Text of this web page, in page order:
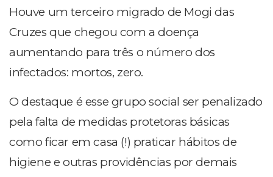
Houve um terceiro migrado de Mogi das
Cruzes que chegou com a doença
aumentando para três o número dos
infectados: mortos, zero.
O destaque é esse grupo social ser penalizado
pela falta de medidas protetoras básicas
como ficar em casa (!) praticar hábitos de
higiene e outras providências por demais